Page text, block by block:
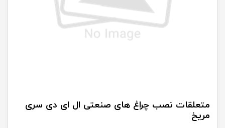
متعلقات نصب چراغ های صنعتی ال ای دی سری
مریخ